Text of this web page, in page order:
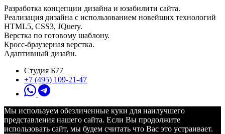
Разработка концепции дизайна и юзабилити сайта.
Реализация дизайна с использованием новейших технологий
HTML5, CSS3, JQuery.
Верстка по готовому шаблону.
Кросс-браузерная верстка.
Адаптивный дизайн.
Студия Б77
+7 (495) 109-21-47
Мы используем обезличенные куки для наилучшего
представления нашего сайта. Если Вы продолжите
использовать сайт, мы будем считать что Вас это устраивает.